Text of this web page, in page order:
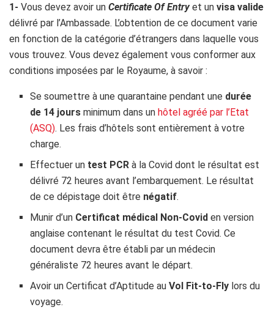
1- Vous devez avoir un Certificate Of Entryet un visa valide
délivré par l’Ambassade. L’obtention de ce document varie
en fonction de la catégorie d’étrangers dans laquelle vous
vous trouvez. Vous devez également vous conformer aux
conditions imposées par le Royaume, à savoir :
Se soumettre à une quarantaine pendant une durée
de 14 jours minimum dans unhôtel agréé par l’Etat
(ASQ). Les frais d’hôtels sont entièrement à votre
charge.
Effectuer un test PCRà la Covid dont le résultat est
délivré 72 heures avant l’embarquement. Le résultat
de ce dépistage doit être négatif.
Munir d’un Certificat médical Non-Covid en version
anglaise contenant le résultat du test Covid. Ce
document devra être établi par un médecin
généraliste 72 heures avant le départ.
Avoir un Certificat d’Aptitude auVol Fit-to-Fly lors du
voyage.